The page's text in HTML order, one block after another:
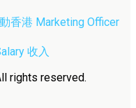
香港 Marketing Officer
收入
rights reserved.